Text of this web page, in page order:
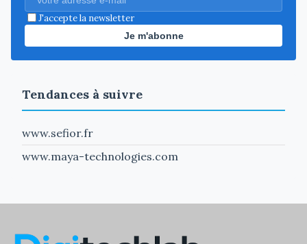
J'accepte la newsletter
Je m'abonne
Tendances à suivre
www.sefior.fr
www.maya-technologies.com